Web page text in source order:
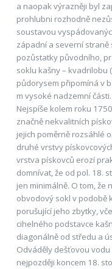
a naopak výrazněji byl
prohlubni rozhodně
soustavou
západní a severní straně
pozůstatky původního,
soklu kašny – kvadrilobu
půdorysem připomíná v
m vysoké nadzemní části.
Nejspíše kolem roku
značně nekvalitních
jejich poměrně rozsáhlé
druhé vrstvy
vrstva pískovců erozí
domnívat, že od pol. 18.
jen minimálně. O tom, že
obvodový sokl v podobě
porušující jeho zbytky,
cihelného podstavce
diagonálně od středu a
Odváděly dešťovou
nejpozději koncem 18.